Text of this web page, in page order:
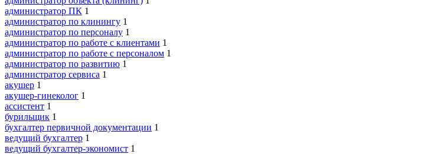
администратор ПК 1
администратор по клинингу 1
администратор по персоналу 1
администратор по работе с клиентами 1
администратор по работе с персоналом 1
администратор по развитию 1
администратор сервиса 1
акушер 1
акушер-гинеколог 1
ассистент 1
бурильщик 1
бухгалтер первичной документации 1
ведущий бухгалтер 1
ведущий бухгалтер-экономист 1